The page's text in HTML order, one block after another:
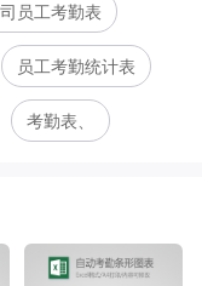
员工考勤表
员工考勤统计表
考勤表、